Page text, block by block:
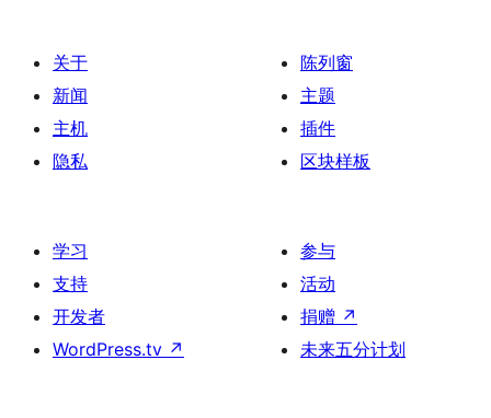
关于
新闻
主机
隐私
陈列窗
主题
插件
区块样板
学习
支持
开发者
WordPress.tv ↗
参与
活动
捐赠 ↗
未来五分计划